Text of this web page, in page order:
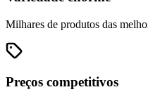
Milhares de produtos das
Preços competitivos